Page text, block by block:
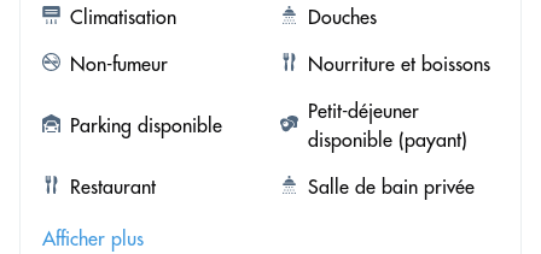
Climatisation
Douches
Non-fumeur
Nourriture et boissons
Parking disponible
Petit-déjeuner
disponible (payant)
Restaurant
Salle de bain privée
Afficher plus